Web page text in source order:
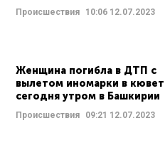
Происшествия 10:06 12.07.2023
Женщина погибла в ДТП с
вылетом иномарки в кювет
сегодня утром в Башкирии
Происшествия 09:21 12.07.2023